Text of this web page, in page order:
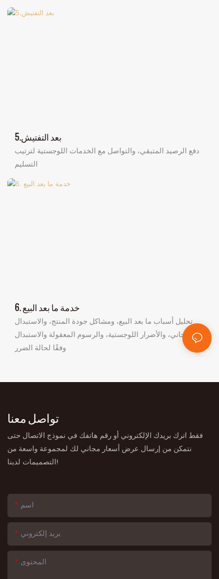
5.بعد التفتيش
دفع الرصيد المتبقي، والتواصل مع الخدمات اللوجستية لترتيب
التسليم
6. خدمة ما بعد البيع
تحليل أسباب ما بعد البيع، ومشاكل جودة المنتج، والاستبدال
المجاني، والأضرار اللوجستية، والرسوم المعقولة والاستبدال
وفقًا لحالة الضرر
تواصل معنا
فقط اترك بريدك الإلكتروني أو رقم هاتفك في نموذج الاتصال حتى
نتمكن من إرسال عرض أسعار مجاني لك لمجموعة واسعة من
التصميمات لدينا!
اسم
بريد إلكتروني
المحتوى